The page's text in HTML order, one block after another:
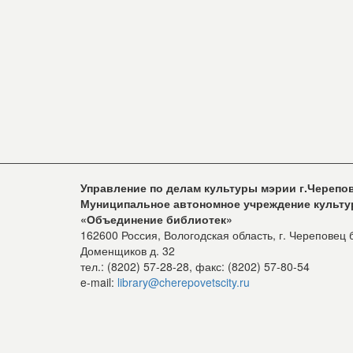
Управление по делам культуры мэрии
Муниципальное автономное учреждение
«Объединение библиотек»
162600 Россия, Вологодская область, г. Череповец
Доменщиков д. 32
тел.: (8202) 57-28-28, факс: (8202) 57-80-54
e-mail: library@cherepovetscity.ru